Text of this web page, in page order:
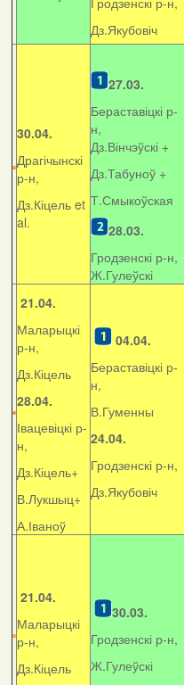
Дз.Якубовіч
30.04.
Драгічынскі
р-н,
Дз.Кіцель et
al.
27.03.
Бераставіцкі р-
н,
Дз.Вінчэўскі +
Дз.Табуноў +
Т.Смыкоўская
28.03.
Гродзенскі р-н,
Ж.Гулеўскі
21.04.
Маларыцкі
р-н,
Дз.Кіцель
28.04.
Івацевіцкі р-
н,
Дз.Кіцель+
В.Лукшыц+
А.Іваноў
04.04.
Бераставіцкі р-
н,
В.Гуменны
24.04.
Гродзенскі р-н,
Дз.Якубовіч
21.04.
Маларыцкі
р-н,
Дз.Кіцель
30.03.
Гродзенскі р-н,
Ж.Гулеўскі